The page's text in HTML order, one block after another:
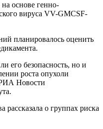
на основе генно-
вируса VV-GMCSF-
планировалось оценить
его безопасность, но и
роста опухоли
Новости
рассказала о группах риска